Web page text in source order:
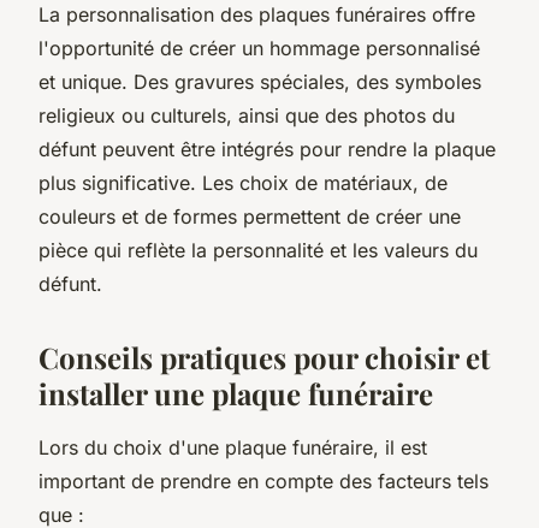
La personnalisation des plaques funéraires offre
l'opportunité de créer un hommage personnalisé
et unique. Des gravures spéciales, des symboles
religieux ou culturels, ainsi que des photos du
défunt peuvent être intégrés pour rendre la plaque
plus significative. Les choix de matériaux, de
couleurs et de formes permettent de créer une
pièce qui reflète la personnalité et les valeurs du
défunt.
Conseils pratiques pour choisir et
installer une plaque funéraire
Lors du choix d'une plaque funéraire, il est
important de prendre en compte des facteurs tels
que :